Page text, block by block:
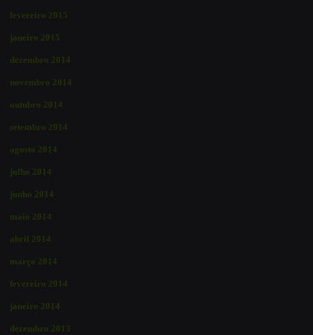
fevereiro 2015
janeiro 2015
dezembro 2014
novembro 2014
outubro 2014
setembro 2014
agosto 2014
julho 2014
junho 2014
maio 2014
abril 2014
março 2014
fevereiro 2014
janeiro 2014
dezembro 2013